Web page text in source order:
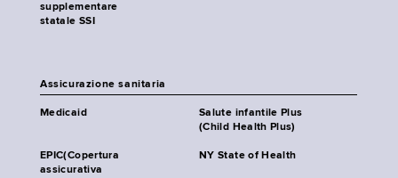
supplementare
statale SSI
Assicurazione sanitaria
Medicaid
Salute infantile Plus
(Child Health Plus)
EPIC(Copertura
assicurativa
NY State of Health